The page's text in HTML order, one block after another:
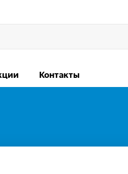
Контакты